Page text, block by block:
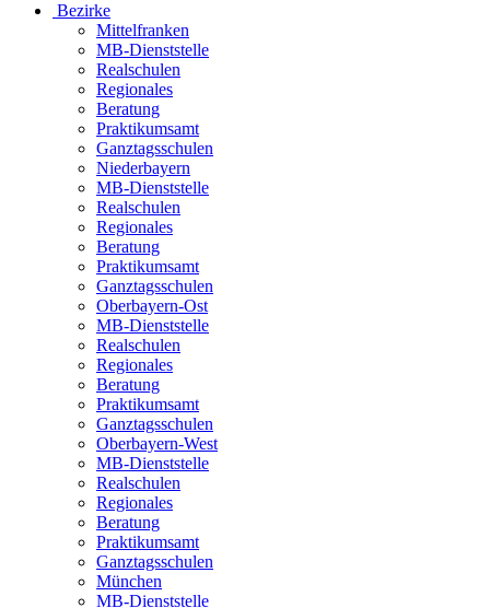
Bezirke
Mittelfranken
MB-Dienststelle
Realschulen
Regionales
Beratung
Praktikumsamt
Ganztagsschulen
Niederbayern
MB-Dienststelle
Realschulen
Regionales
Beratung
Praktikumsamt
Ganztagsschulen
Oberbayern-Ost
MB-Dienststelle
Realschulen
Regionales
Beratung
Praktikumsamt
Ganztagsschulen
Oberbayern-West
MB-Dienststelle
Realschulen
Regionales
Beratung
Praktikumsamt
Ganztagsschulen
München
MB-Dienststelle